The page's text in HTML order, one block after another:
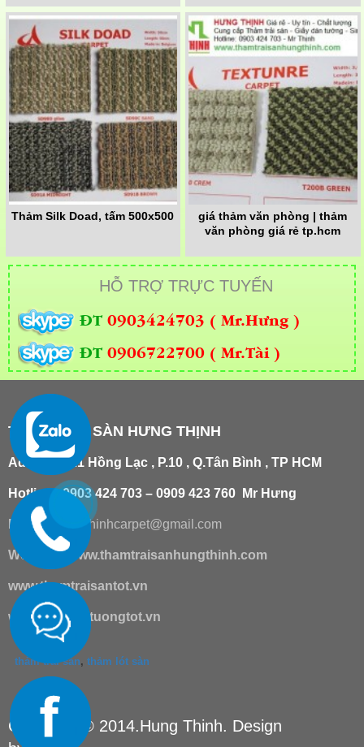
Thảm Silk Doad, tấm 500x500
giá thảm văn phòng | thảm
văn phòng giá rẻ tp.hcm
HỖ TRỢ TRỰC TUYẾN
ĐT 0903424703 ( Mr.Hưng )
ĐT 0906722700 ( Mr.Tài )
THẢM TRẢI SÀN HƯNG THỊNH
Add : 181/21 Hồng Lạc , P.10 , Q.Tân Bình , TP HCM
Hotline : 0903 424 703 – 0909 423 760 Mr Hưng
Email : hungthinhcarpet@gmail.com
Website: www.thamtraisanhungthinh.com
www.thamtraisantot.vn
www.giaydantuongtot.vn
thảm trải sàn, thảm lót sàn
Copyright © 2014.Hung Thinh. Design